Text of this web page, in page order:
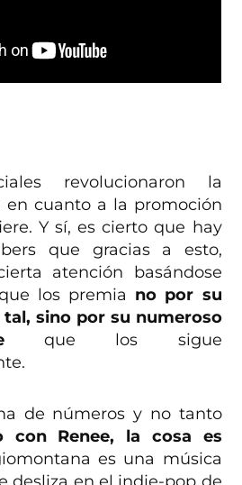
revolucionaron la
en cuanto a la promoción
Y sí, es cierto que hay
que gracias a esto,
atención basándose
los premia no por su
sino por su numeroso
que los sigue
de números y no tanto
con Renee, la cosa es
es una música